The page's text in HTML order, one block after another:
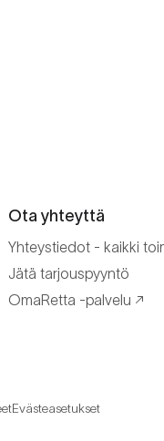
Ota yhteyttä
Yhteystiedot - kaikki
Jätä tarjouspyyntö
OmaRetta -palvelu
Evästeasetukset